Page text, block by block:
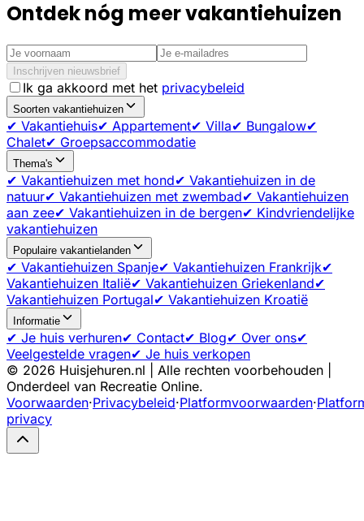
Ontdek nóg meer vakantiehuizen
Inschrijven nieuwsbrief
Ik ga akkoord met het privacybeleid
Soorten vakantiehuizen
✔ Vakantiehuis✔ Appartement✔ Villa✔ Bungalow✔
Chalet✔ Groepsaccommodatie
Thema's
✔ Vakantiehuizen met hond✔ Vakantiehuizen in de
natuur✔ Vakantiehuizen met zwembad✔ Vakantiehuizen
aan zee✔ Vakantiehuizen in de bergen✔ Kindvriendelijke
vakantiehuizen
Populaire vakantielanden
✔ Vakantiehuizen Spanje✔ Vakantiehuizen Frankrijk✔
Vakantiehuizen Italië✔ Vakantiehuizen Griekenland✔
Vakantiehuizen Portugal✔ Vakantiehuizen Kroatië
Informatie
✔ Je huis verhuren✔ Contact✔ Blog✔ Over ons✔
Veelgestelde vragen✔ Je huis verkopen
© 2026 Huisjehuren.nl | Alle rechten voorbehouden |
Onderdeel van Recreatie Online.
Voorwaarden·Privacybeleid·Platformvoorwaarden·
privacy